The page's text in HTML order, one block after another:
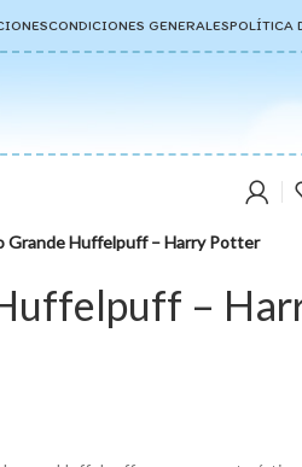
CONDICIONES GENERALESPOLÍTICA
Grande Huffelpuff – Harry Potter
–